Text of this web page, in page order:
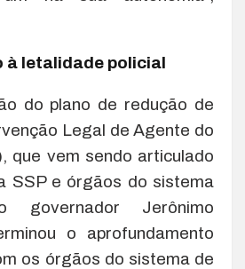
à letalidade policial
do plano de redução de
Legal de Agente do
que vem sendo articulado
SSP e órgãos do sistema
Jerônimo
o aprofundamento
os órgãos do sistema de